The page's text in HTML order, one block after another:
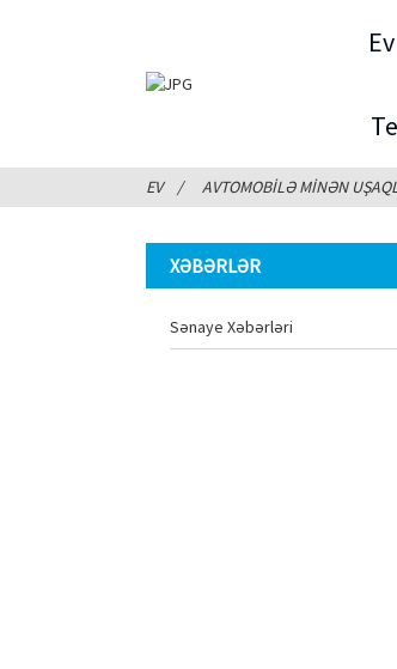
Ev
EV AVTOMOBILƏ MINƏN
XƏBƏRLƏR
Sənaye Xəbərləri